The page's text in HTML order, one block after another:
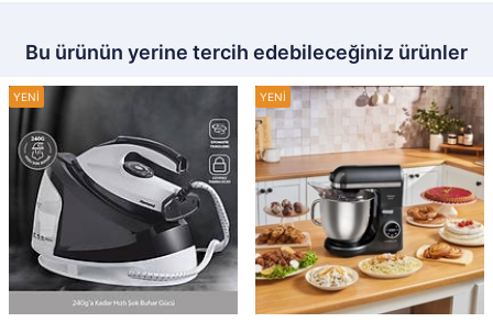
Bu ürünün yerine tercih edebileceğiniz ürünler